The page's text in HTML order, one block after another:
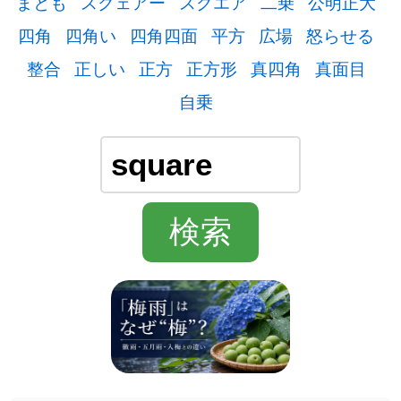
四角
四角い 四角四面 平方 広場 怒らせる
整合
正しい 正方 正方形 真四角
真面目
自乗